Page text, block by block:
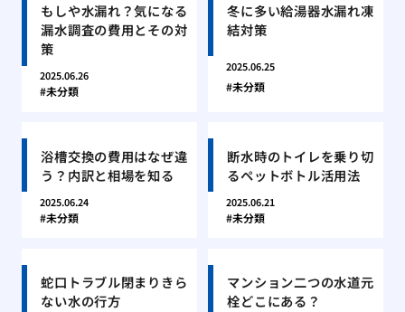
もしや水漏れ？気になる
漏水調査の費用とその対
策
2025.06.26
未分類
冬に多い給湯器水漏れ凍
結対策
2025.06.25
未分類
浴槽交換の費用はなぜ違
う？内訳と相場を知る
2025.06.24
未分類
断水時のトイレを乗り切
るペットボトル活用法
2025.06.21
未分類
蛇口トラブル閉まりきら
ない水の行方
マンション二つの水道元
栓どこにある？